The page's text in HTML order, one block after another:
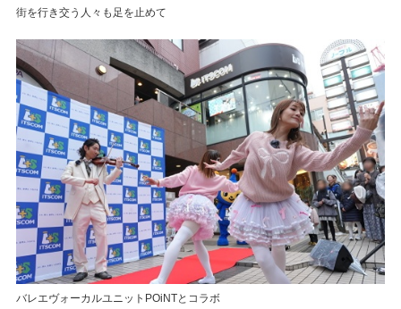
街を行き交う人々も足を止めて
バレエヴォーカルユニットPOiNTとコラボ